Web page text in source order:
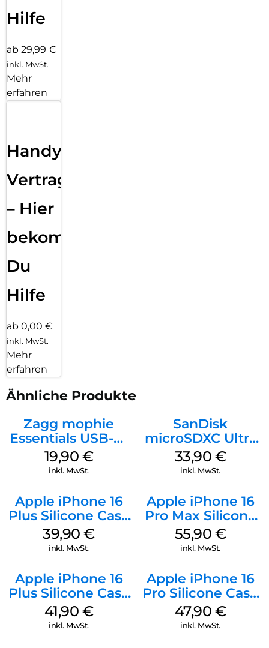
Hilfe
ab 29,99 €
inkl. MwSt.
Mehr
erfahren
Handy
Vertragsabwicklung
– Hier
bekommst
Du
Hilfe
ab 0,00 €
inkl. MwSt.
Mehr
erfahren
Ähnliche Produkte
Zagg mophie
Essentials USB-C-
20W Charger PD
Weiß
19,90 €
inkl. MwSt.
SanDisk
microSDXC Ultra
128 GB + Adapter
Mobile
33,90 €
inkl. MwSt.
Apple iPhone 16
Plus Silicone Case
MagSafe Plum
39,90€
inkl. MwSt.
Apple iPhone 16
Pro Max Silicone
Case MagSafe
Stone Gray
55,90 €
inkl. MwSt.
Apple iPhone 16
Plus Silicone Case
MagSafe Stone
Gray
41,90 €
inkl. MwSt.
Apple iPhone 16
Pro Silicone Case
MagSafe Denim
47,90 €
inkl. MwSt.